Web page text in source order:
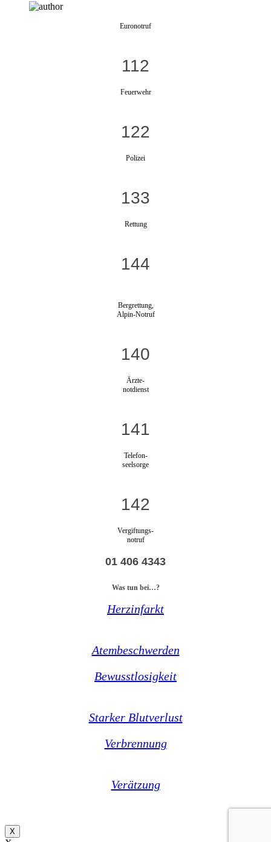
Euronotruf
112
Feuerwehr
122
Polizei
133
Rettung
144
Bergrettung,
Alpin-Notruf
140
Ärzte-
notdienst
141
Telefon-
seelsorge
142
Vergiftungs-
notruf
01 406 4343
Was tun bei…?
Herzinfarkt
Atembeschwerden
Bewusstlosigkeit
Starker Blutverlust
Verbrennung
Verätzung
X